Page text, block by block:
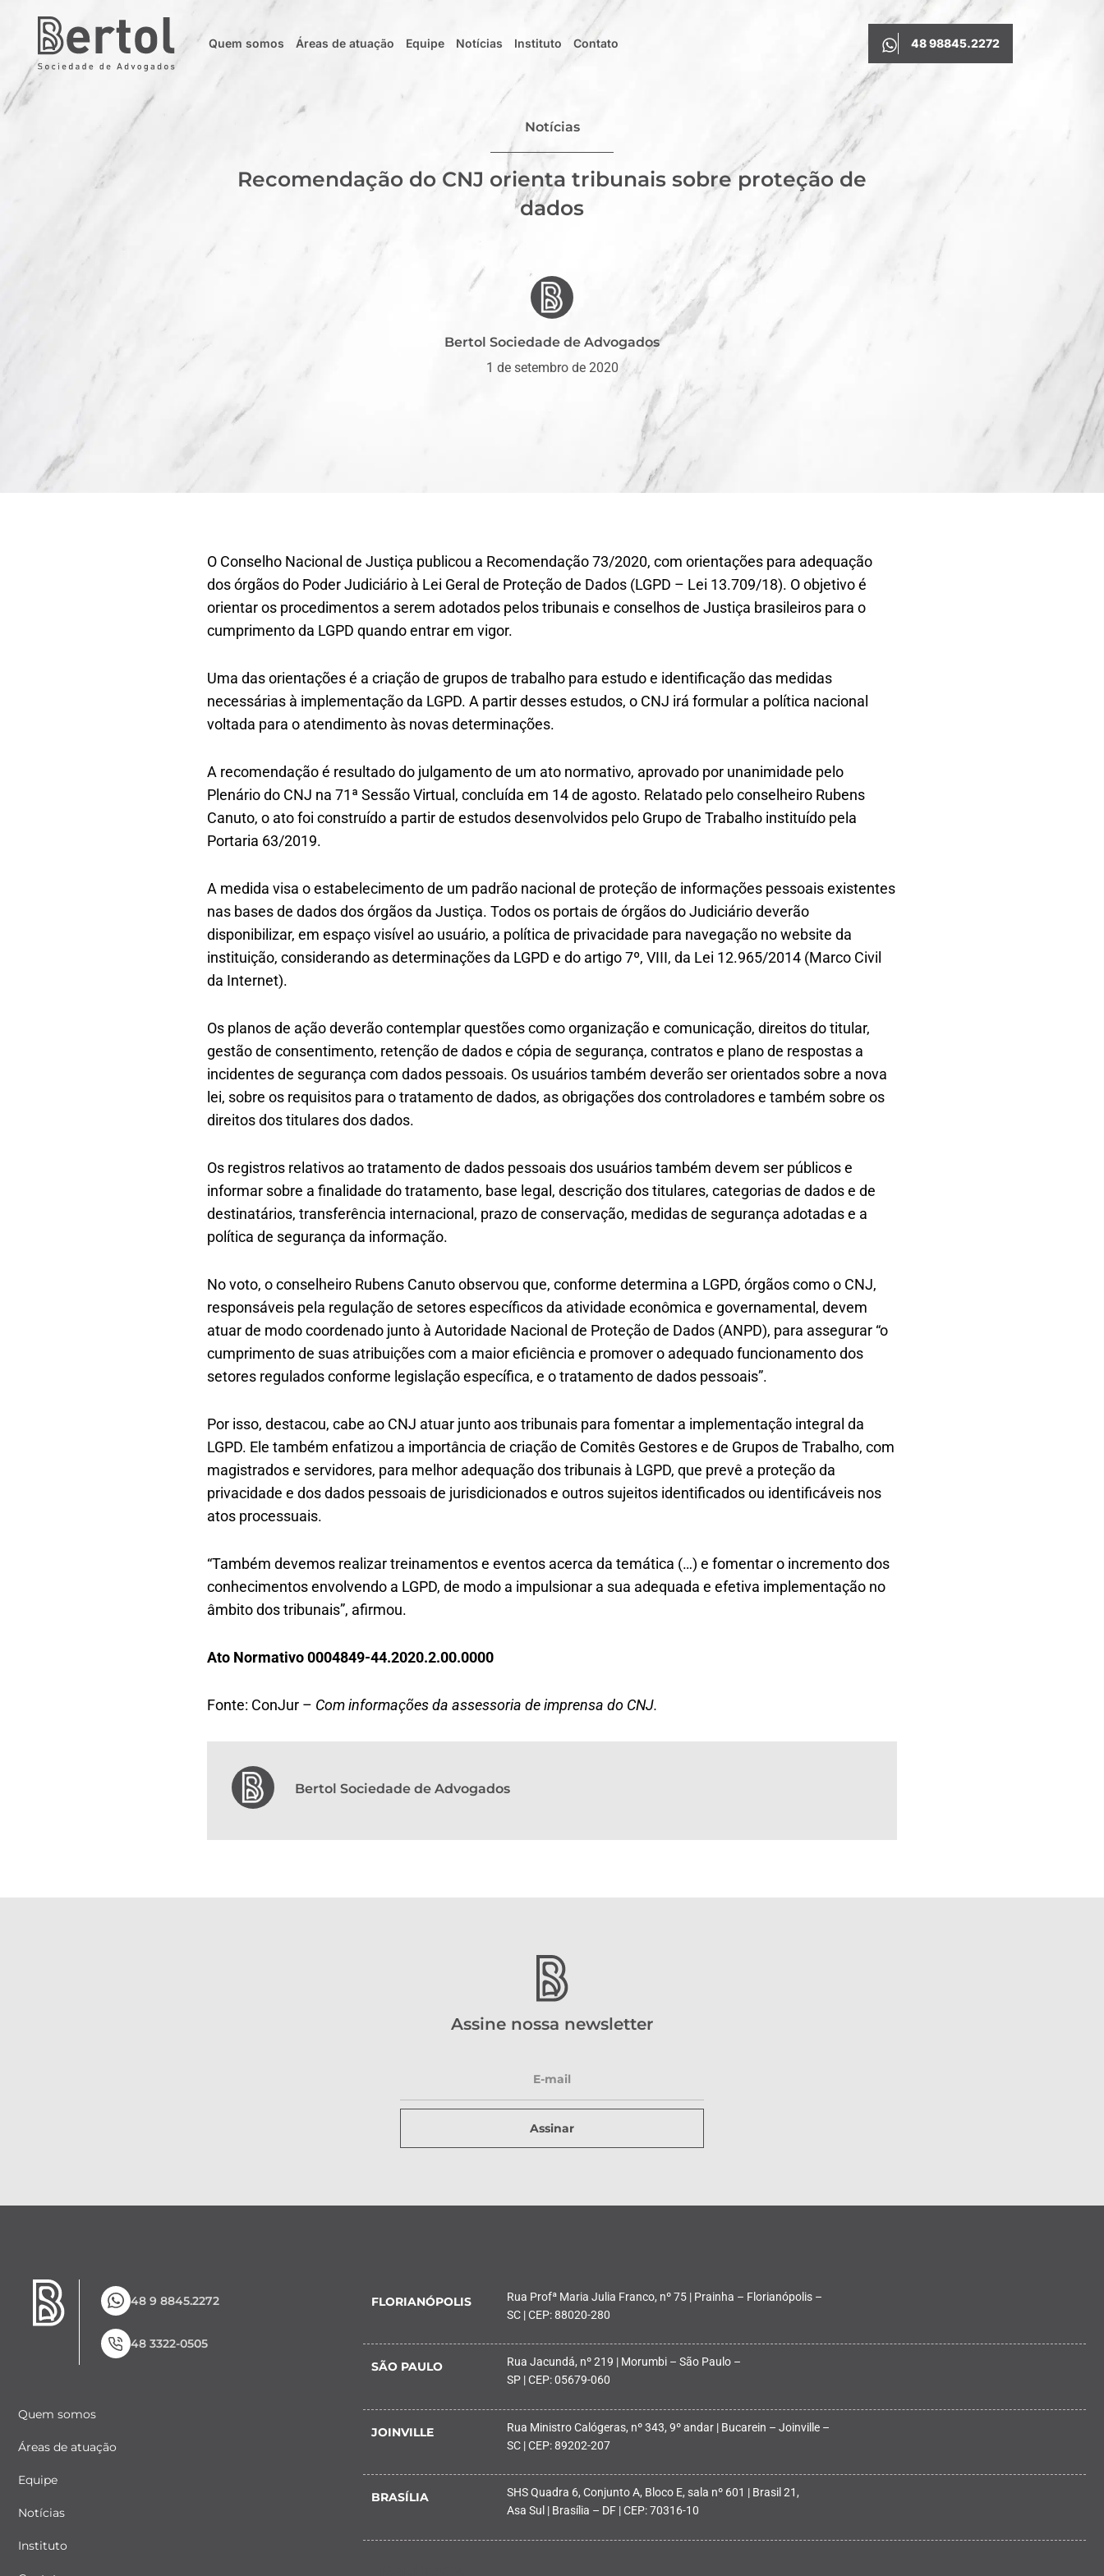
Quem somos Áreas de atuação Equipe Notícias Instituto Contato 48 98845.2272
Notícias
Recomendação do CNJ orienta tribunais sobre proteção de
dados
Bertol Sociedade de Advogados
1 de setembro de 2020
O Conselho Nacional de Justiça publicou a Recomendação 73/2020, com orientações para adequação
dos órgãos do Poder Judiciário à Lei Geral de Proteção de Dados (LGPD – Lei 13.709/18). O objetivo é
orientar os procedimentos a serem adotados pelos tribunais e conselhos de Justiça brasileiros para o
cumprimento da LGPD quando entrar em vigor.
Uma das orientações é a criação de grupos de trabalho para estudo e identificação das medidas
necessárias à implementação da LGPD. A partir desses estudos, o CNJ irá formular a política nacional
voltada para o atendimento às novas determinações.
A recomendação é resultado do julgamento de um ato normativo, aprovado por unanimidade pelo
Plenário do CNJ na 71ª Sessão Virtual, concluída em 14 de agosto. Relatado pelo conselheiro Rubens
Canuto, o ato foi construído a partir de estudos desenvolvidos pelo Grupo de Trabalho instituído pela
Portaria 63/2019.
A medida visa o estabelecimento de um padrão nacional de proteção de informações pessoais existentes
nas bases de dados dos órgãos da Justiça. Todos os portais de órgãos do Judiciário deverão
disponibilizar, em espaço visível ao usuário, a política de privacidade para navegação no website da
instituição, considerando as determinações da LGPD e do artigo 7º, VIII, da Lei 12.965/2014 (Marco Civil
da Internet).
Os planos de ação deverão contemplar questões como organização e comunicação, direitos do titular,
gestão de consentimento, retenção de dados e cópia de segurança, contratos e plano de respostas a
incidentes de segurança com dados pessoais. Os usuários também deverão ser orientados sobre a nova
lei, sobre os requisitos para o tratamento de dados, as obrigações dos controladores e também sobre os
direitos dos titulares dos dados.
Os registros relativos ao tratamento de dados pessoais dos usuários também devem ser públicos e
informar sobre a finalidade do tratamento, base legal, descrição dos titulares, categorias de dados e de
destinatários, transferência internacional, prazo de conservação, medidas de segurança adotadas e a
política de segurança da informação.
No voto, o conselheiro Rubens Canuto observou que, conforme determina a LGPD, órgãos como o CNJ,
responsáveis pela regulação de setores específicos da atividade econômica e governamental, devem
atuar de modo coordenado junto à Autoridade Nacional de Proteção de Dados (ANPD), para assegurar “o
cumprimento de suas atribuições com a maior eficiência e promover o adequado funcionamento dos
setores regulados conforme legislação específica, e o tratamento de dados pessoais”.
Por isso, destacou, cabe ao CNJ atuar junto aos tribunais para fomentar a implementação integral da
LGPD. Ele também enfatizou a importância de criação de Comitês Gestores e de Grupos de Trabalho, com
magistrados e servidores, para melhor adequação dos tribunais à LGPD, que prevê a proteção da
privacidade e dos dados pessoais de jurisdicionados e outros sujeitos identificados ou identificáveis nos
atos processuais.
“Também devemos realizar treinamentos e eventos acerca da temática (…) e fomentar o incremento dos
conhecimentos envolvendo a LGPD, de modo a impulsionar a sua adequada e efetiva implementação no
âmbito dos tribunais”, afirmou.
Ato Normativo 0004849-44.2020.2.00.0000
Fonte: ConJur – Com informações da assessoria de imprensa do CNJ.
Bertol Sociedade de Advogados
Assine nossa newsletter
Assinar
48 9 8845.2272
48 3322-0505
Quem somos
Áreas de atuação
Equipe
Notícias
Instituto
FLORIANÓPOLIS
Rua Profª Maria Julia Franco, nº 75 | Prainha – Florianópolis –
SC | CEP: 88020-280
SÃO PAULO
Rua Jacundá, nº 219 | Morumbi – São Paulo –
SP | CEP: 05679-060
JOINVILLE
Rua Ministro Calógeras, nº 343, 9º andar | Bucarein – Joinville –
SC | CEP: 89202-207
BRASÍLIA
SHS Quadra 6, Conjunto A, Bloco E, sala nº 601 | Brasil 21,
Asa Sul | Brasília – DF | CEP: 70316-10